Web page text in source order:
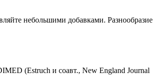
небольшими добавками. Разнообразие
(Estruch и соавт., New England Journal